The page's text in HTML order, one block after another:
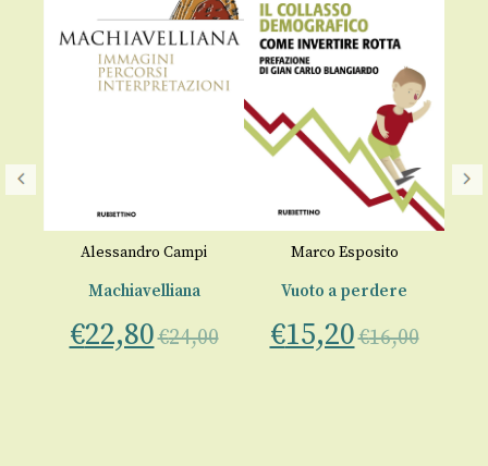
Alessandro Campi
Machiavelliana
€22,80€24,00
Marco Esposito
Vuoto a perdere
€15,20€16,00